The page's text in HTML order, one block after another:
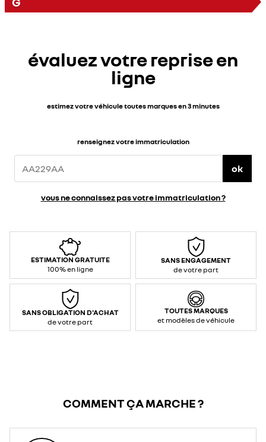
évaluez votre reprise en
ligne
estimez votre véhicule toutes marques en 3 minutes
renseignez votre immatriculation
ok
vous ne connaissez pas votre immatriculation ?
ESTIMATION GRATUITE
100% en ligne
SANS ENGAGEMENT
de votre part
SANS OBLIGATION D'ACHAT
de votre part
TOUTES MARQUES
et modèles de véhicule
COMMENT ÇA MARCHE ?